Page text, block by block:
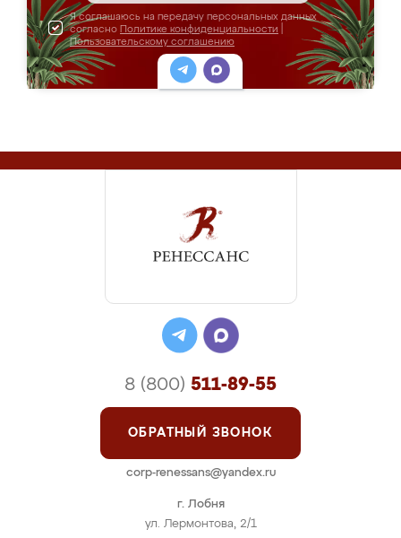
Я соглашаюсь на передачу персональных данных
согласно Политике конфиденциальности
Пользовательскому соглашению
г. Лобня
ул. Лермонтова, 2/1
8 (800) 511-89-55
ОБРАТНЫЙ ЗВОНОК
corp-renessans@yandex.ru